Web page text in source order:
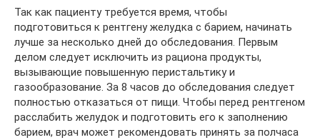
Так как пациенту требуется время, чтобы
подготовиться к рентгену желудка с барием, начинать
лучше за несколько дней до обследования. Первым
делом следует исключить из рациона продукты,
вызывающие повышенную перистальтику и
газообразование. За 8 часов до обследования следует
полностью отказаться от пищи. Чтобы перед рентгеном
расслабить желудок и подготовить его к заполнению
барием, врач может рекомендовать принять за полчаса